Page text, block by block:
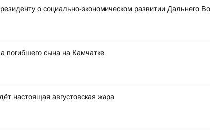
о социально-экономическом развитии Дальнего
погибшего сына на Камчатке
настоящая августовская жара